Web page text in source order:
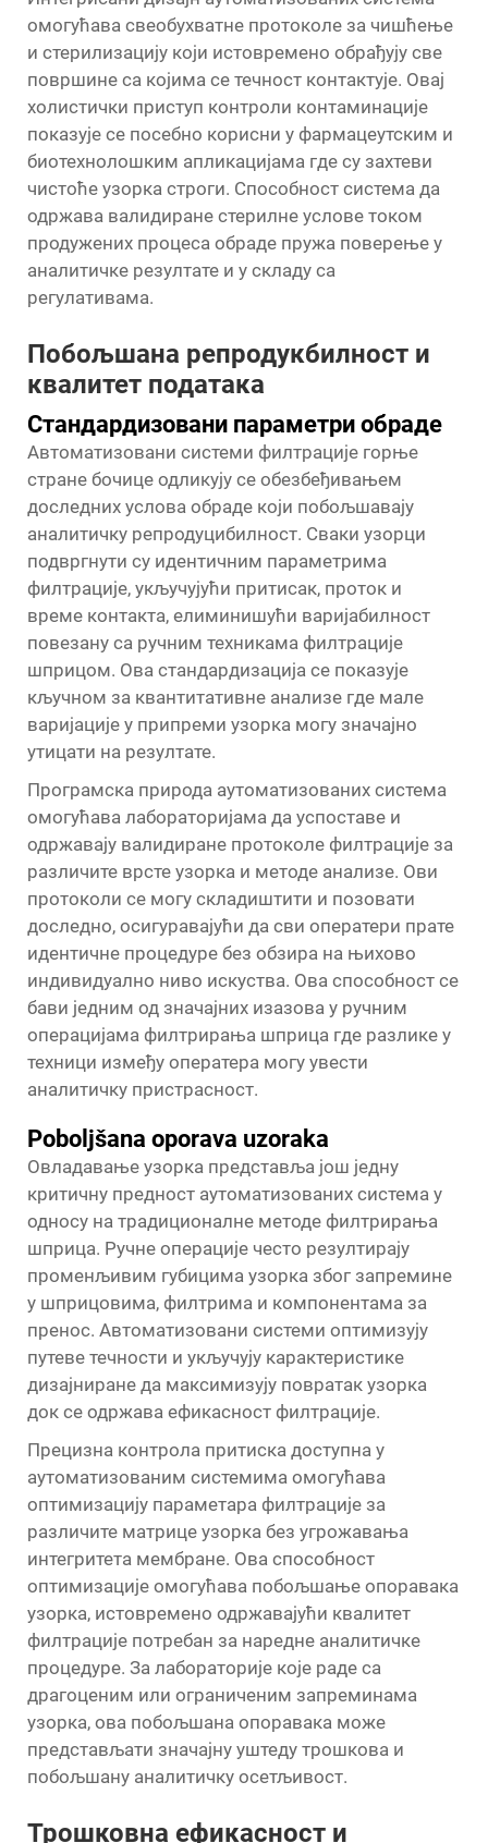
омогућава свеобухватне протоколе за чишћење
и стерилизацију који истовремено обрађују све
површине са којима се течност контактује. Овај
холистички приступ контроли контаминације
показује се посебно корисни у фармацеутским и
биотехнолошким апликацијама где су захтеви
чистоће узорка строги. Способност система да
одржава валидиране стерилне услове током
продужених процеса обраде пружа поверење у
аналитичке резултате и у складу са
регулативама.
Побољшана репродукбилност и
квалитет података
Стандардизовани параметри обраде
Автоматизовани системи филтрације горње
стране бочице одликују се обезбеђивањем
доследних услова обраде који побољшавају
аналитичку репродуцибилност. Сваки узорци
подвргнути су идентичним параметрима
филтрације, укључујући притисак, проток и
време контакта, елиминишући варијабилност
повезану са ручним техникама филтрације
шприцом. Ова стандардизација се показује
кључном за квантитативне анализе где мале
варијације у припреми узорка могу значајно
утицати на резултате.
Програмска природа аутоматизованих система
омогућава лабораторијама да успоставе и
одржавају валидиране протоколе филтрације за
различите врсте узорка и методе анализе. Ови
протоколи се могу складиштити и позовати
доследно, осигуравајући да сви оператери прате
идентичне процедуре без обзира на њихово
индивидуално ниво искуства. Ова способност се
бави једним од значајних изазова у ручним
операцијама филтрирања шприца где разлике у
техници између оператера могу увести
аналитичку пристрасност.
Poboljšana oporava uzoraka
Овладавање узорка представља још једну
критичну предност аутоматизованих система у
односу на традиционалне методе филтрирања
шприца. Ручне операције често резултирају
променљивим губицима узорка због запремине
у шприцовима, филтрима и компонентама за
пренос. Автоматизовани системи оптимизују
путеве течности и укључују карактеристике
дизајниране да максимизују повратак узорка
док се одржава ефикасност филтрације.
Прецизна контрола притиска доступна у
аутоматизованим системима омогућава
оптимизацију параметара филтрације за
различите матрице узорка без угрожавања
интегритета мембране. Ова способност
оптимизације омогућава побољшање опоравака
узорка, истовремено одржавајући квалитет
филтрације потребан за наредне аналитичке
процедуре. За лабораторије које раде са
драгоценим или ограниченим запреминама
узорка, ова побољшана опоравака може
представљати значајну уштеду трошкова и
побољшану аналитичку осетљивост.
Трошковна ефикасност и